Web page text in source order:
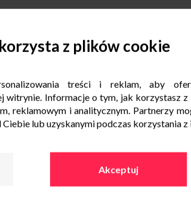
z plików cookie
treści i reklam, aby
witrynie. Informacje o tym, jak korzystasz z
reklamowym i analitycznym. Partnerzy
lub uzyskanymi podczas korzystania z
Akceptuj